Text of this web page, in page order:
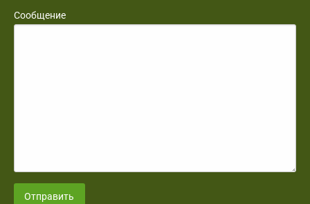
Сообщение
Отправить